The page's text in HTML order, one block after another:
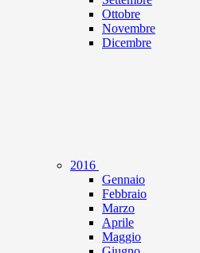
Ottobre
Novembre
Dicembre
2016
Gennaio
Febbraio
Marzo
Aprile
Maggio